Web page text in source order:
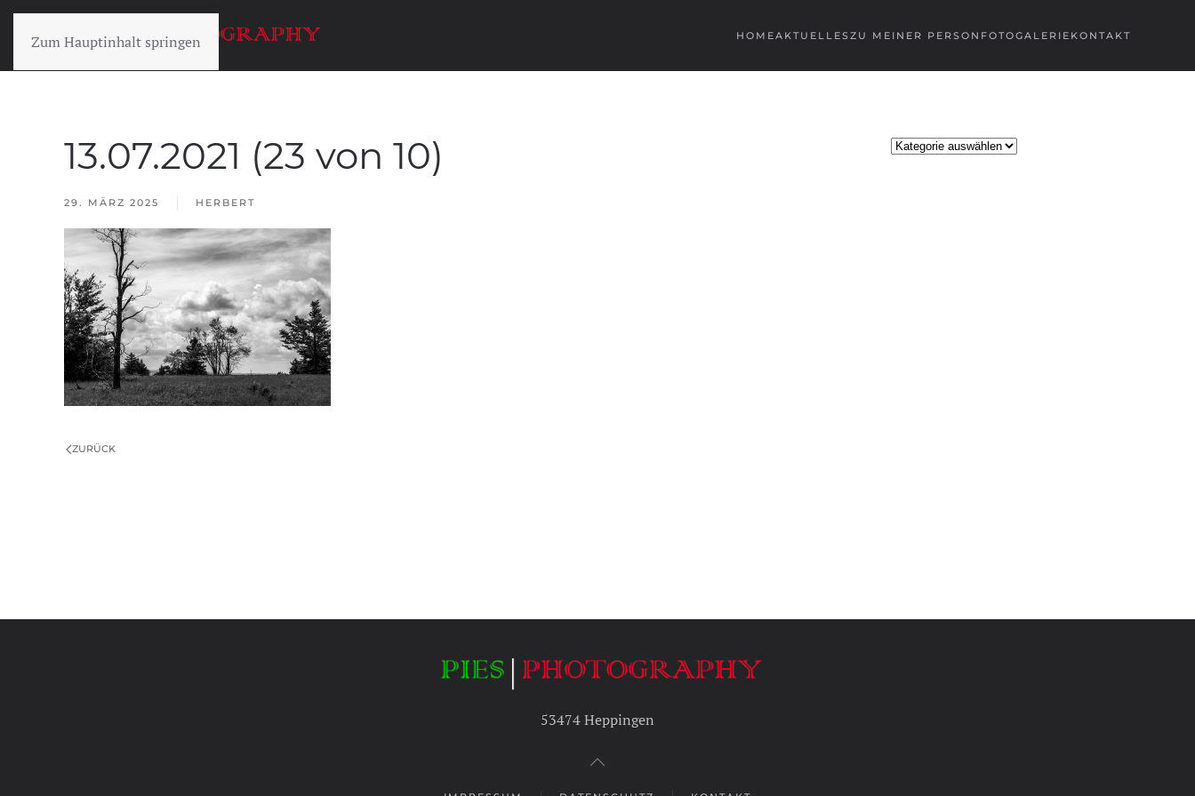
Zum Hauptinhalt springen HOMEAKTUELLESZU MEINER PERSON FOTOGALERIE KONTAKT
13.07.2021 (23 von 10)
29. MÄRZ 2025 HERBERT
ZURÜCK
Kategorien
53474 Heppingen